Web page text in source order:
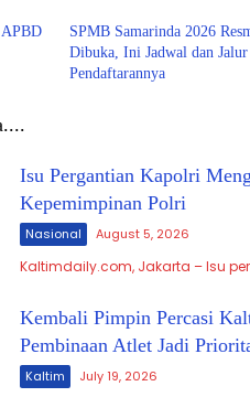
SPMB Samarinda 2026
Dibuka, Ini Jadwal dan Jalur
Pendaftarannya
Isu Pergantian Kapolri
Kepemimpinan Polri
Nasional August 5, 2026
Kaltimdaily.com, Jakarta – Isu
Kembali Pimpin Percasi
Pembinaan Atlet Jadi
Kaltim July 19, 2026